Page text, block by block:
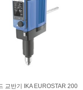
교반기 IKA EUROSTAR 200